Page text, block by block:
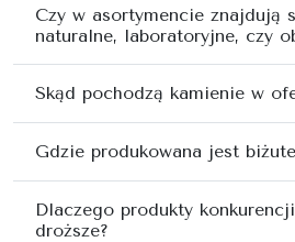
Czy w asortymencie znajdują
naturalne, laboratoryjne, czy
Skąd pochodzą kamienie w
Gdzie produkowana jest
Dlaczego produkty
droższe?